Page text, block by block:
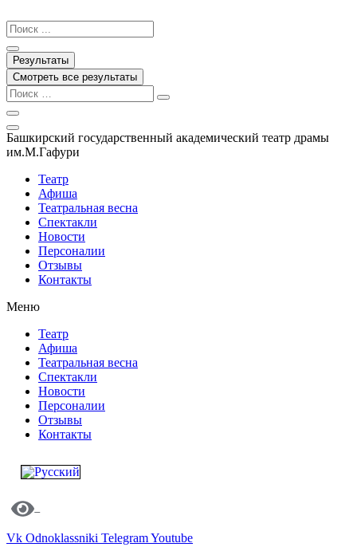
к
содержимому
Search
...
Результаты
Смотреть все результаты
Башкирский государственный академический театр драмы
им.М.Гафури
Театр
Афиша
Театральная весна
Спектакли
Новости
Персоналии
Отзывы
Контакты
Меню
Театр
Афиша
Театральная весна
Спектакли
Новости
Персоналии
Отзывы
Контакты
Vk Odnoklassniki TelegramYoutube